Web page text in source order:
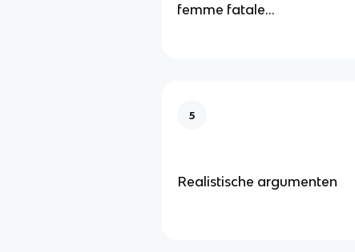
femme fatale...
5
Realistische argumenten